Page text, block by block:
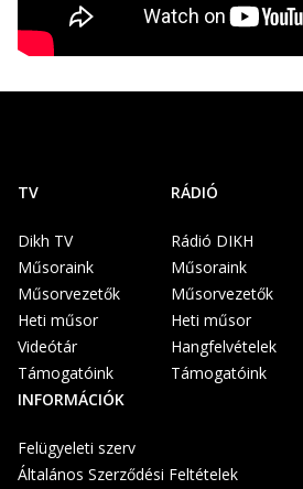
TV
Dikh TV
Műsoraink
Műsorvezetők
Heti műsor
Videótár
Támogatóink
RÁDIÓ
Rádió DIKH
Műsoraink
Műsorvezetők
Heti műsor
Hangfelvételek
Támogatóink
INFORMÁCIÓK
Felügyeleti szerv
Általános Szerződési Feltételek